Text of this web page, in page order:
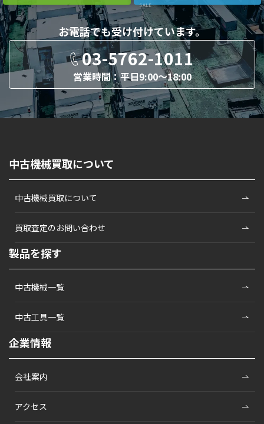
SALE
お電話でも受け付けています。
03-5762-1011
営業時間：平日9:00〜18:00
中古機械買取について
中古機械買取について
買取査定のお問い合わせ
製品を探す
中古機械一覧
中古工具一覧
企業情報
会社案内
アクセス